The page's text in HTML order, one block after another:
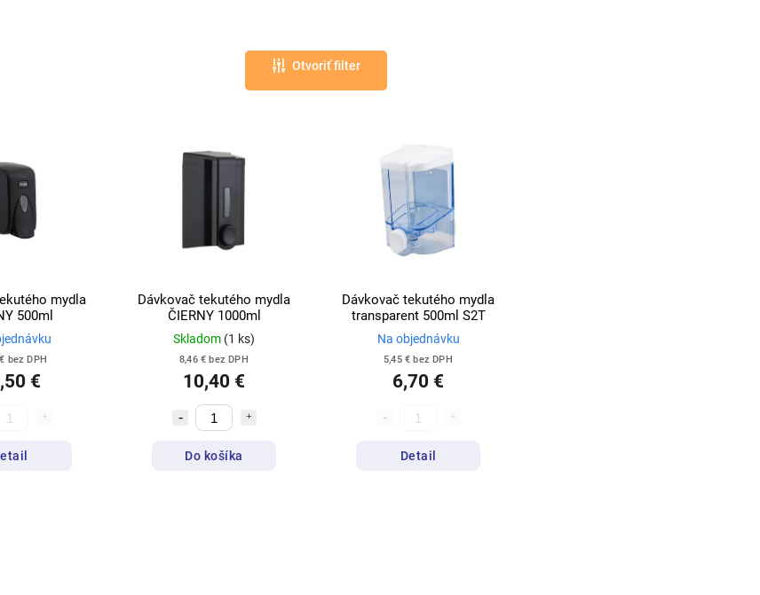
Otvoriť filter
mydla
500ml
bez DPH
€
Dávkovač tekutého mydla
ČIERNY 1000ml
Skladom (1 ks)
8,46 € bez DPH
10,40 €
Do košíka
Dávkovač tekutého mydla
transparent 500ml S2T
Na objednávku
5,45 € bez DPH
6,70 €
Detail